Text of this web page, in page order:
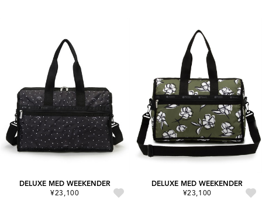
DELUXE MED WEEKENDER
¥23,100
DELUXE MED WEEKENDER
¥23,100